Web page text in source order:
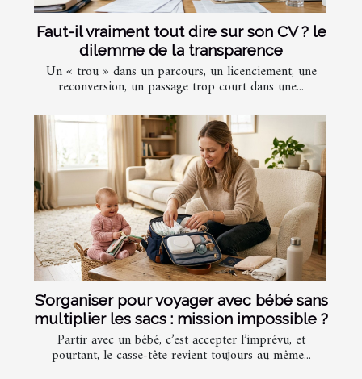
Faut-il vraiment tout dire sur son CV ? le
dilemme de la transparence
Un « trou » dans un parcours, un licenciement, une
reconversion, un passage trop court dans une...
S’organiser pour voyager avec bébé sans
multiplier les sacs : mission impossible ?
Partir avec un bébé, c’est accepter l’imprévu, et
pourtant, le casse-tête revient toujours au même...